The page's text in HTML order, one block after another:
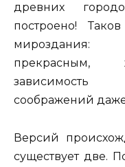
древних
построено!
мироздания:
прекрасным,
зависимость
соображений
Версий
существует две.